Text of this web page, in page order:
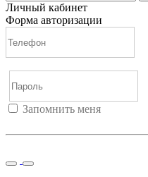
Личный кабинет
Форма авторизации
Запомнить меня